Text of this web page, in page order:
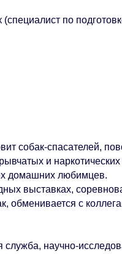
по
собак-спасателей,
и
домашних любимцев.
выставках,
обменивается с
научно-